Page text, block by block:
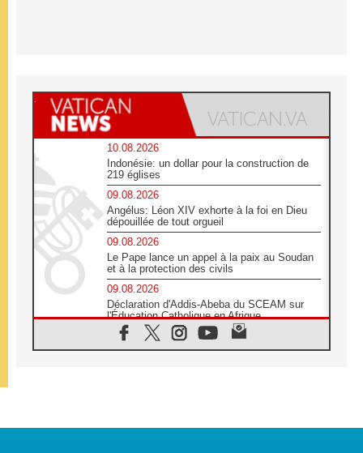
10.08.2026
Indonésie: un dollar pour la construction de
219 églises
09.08.2026
Angélus: Léon XIV exhorte à la foi en Dieu
dépouillée de tout orgueil
09.08.2026
Le Pape lance un appel à la paix au Soudan
et à la protection des civils
09.08.2026
Déclaration d'Addis-Abeba du SCEAM sur
l'Éducation Catholique en Afrique
08.08.2026
En Cisjordanie, les chrétiens se sentent
08.08.2026